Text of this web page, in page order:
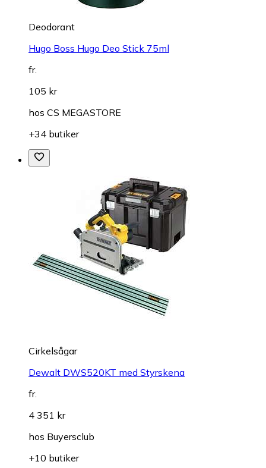
Deodorant
Hugo Boss Hugo Deo Stick 75ml
fr.
105 kr
hos CS MEGASTORE
+34 butiker
Cirkelsågar
Dewalt DWS520KT med Styrskena
fr.
4 351 kr
hos Buyersclub
+10 butiker